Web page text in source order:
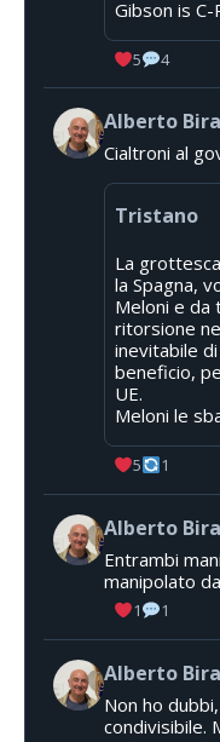
Gibson is C-
5 4
Alberto
Cialtroni al
Tristano
La
la Spagna,
Meloni e da
ritorsione
inevitabile
beneficio,
UE.
Meloni le
5 1
Alberto
Entrambi
manipolato
1 1
Alberto
Non ho
condivisibile.